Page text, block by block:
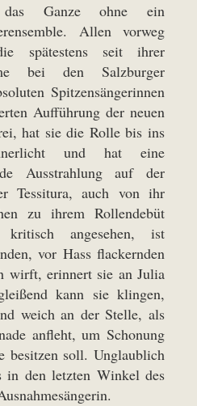
Ganze ohne ein
Allen vorweg
spätestens seit ihrer
bei den Salzburger
Spitzensängerinnen
Aufführung der neuen
hat sie die Rolle bis ins
und hat eine
Ausstrahlung auf der
Tessitura, auch von ihr
zu ihrem Rollendebüt
angesehen, ist
vor Hass flackernden
wirft, erinnert sie an Julia
kann sie klingen,
weich an der Stelle, als
anfleht, um Schonung
besitzen soll. Unglaublich
den letzten Winkel des